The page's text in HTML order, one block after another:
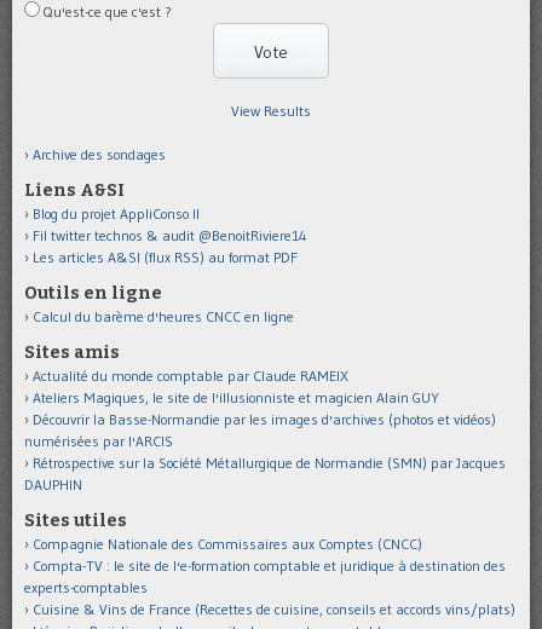
Qu'est-ce que c'est ?
View Results
Archive des sondages
Liens A&SI
Blog du projet AppliConso II
Fil twitter technos & audit @BenoitRiviere14
Les articles A&SI (flux RSS) au format PDF
Outils en ligne
Calcul du barème d'heures CNCC en ligne
Sites amis
Actualité du monde comptable par Claude RAMEIX
Ateliers Magiques, le site de l'illusionniste et magicien Alain GUY
Découvrir la Basse-Normandie par les images d'archives (photos et vidéos)
numérisées par l'ARCIS
Rétrospective sur la Société Métallurgique de Normandie (SMN) par Jacques
DAUPHIN
Sites utiles
Compagnie Nationale des Commissaires aux Comptes (CNCC)
Compta-TV : le site de l'e-formation comptable et juridique à destination des
experts-comptables
Cuisine & Vins de France (Recettes de cuisine, conseils et accords vins/plats)